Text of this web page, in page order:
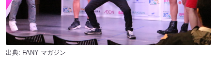
出典: FANY マガジン